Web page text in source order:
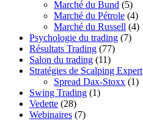
Marché du Bund (5)
Marché du Pétrole (4)
Marché du Russell (4)
Psychologie du trading (7)
Résultats Trading (77)
Salon du trading (11)
Stratégies de Scalping Expert
Spread Dax-Stoxx (1)
Swing Trading (1)
Vedette (28)
Webinaires (7)